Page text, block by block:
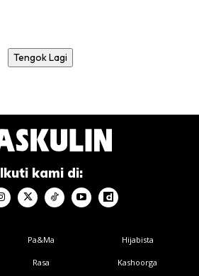
Tengok Lagi
Ikuti kami di:
Pa&Ma
Rasa
Hijabista
Kashoorga